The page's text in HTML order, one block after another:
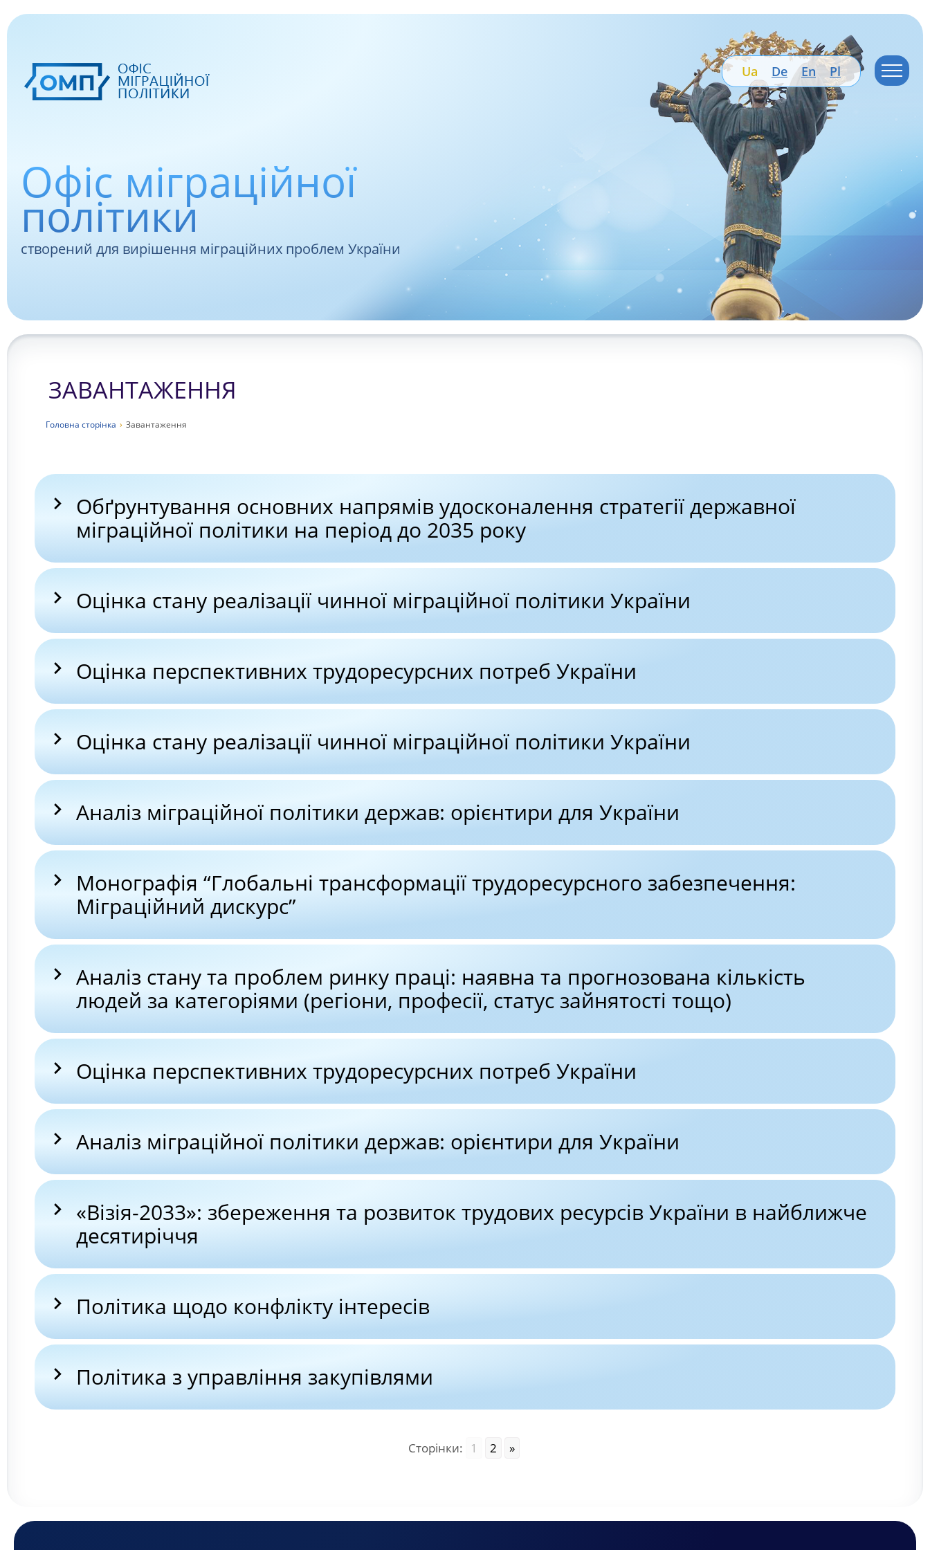
Ua De En Pl
Офіс міграційної
політики
створений для вирішення міграційних проблем України
ЗАВАНТАЖЕННЯ
Головна сторiнка › Завантаження
Обґрунтування основних напрямів удосконалення стратегії державної
міграційної політики на період до 2035 року
Оцінка стану реалізації чинної міграційної політики України
Оцінка перспективних трудоресурсних потреб України
Оцінка стану реалізації чинної міграційної політики України
Аналіз міграційної політики держав: орієнтири для України
Монографія “Глобальні трансформації трудоресурсного забезпечення:
Міграційний дискурс”
Аналіз стану та проблем ринку праці: наявна та прогнозована кількість
людей за категоріями (регіони, професії, статус зайнятості тощо)
Оцінка перспективних трудоресурсних потреб України
Аналіз міграційної політики держав: орієнтири для України
«Візія-2033»: збереження та розвиток трудових ресурсів України в найближче
десятиріччя
Політика щодо конфлікту інтересів
Політика з управління закупівлями
Сторінки: 1 2 »